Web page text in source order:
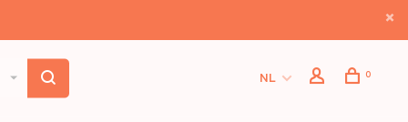
NL 0